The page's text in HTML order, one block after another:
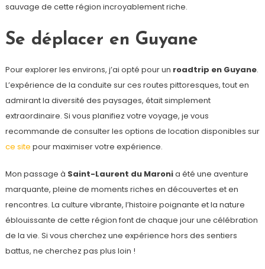
sauvage de cette région incroyablement riche.
Se déplacer en Guyane
Pour explorer les environs, j’ai opté pour un roadtrip en Guyane.
L’expérience de la conduite sur ces routes pittoresques, tout en
admirant la diversité des paysages, était simplement
extraordinaire. Si vous planifiez votre voyage, je vous
recommande de consulter les options de location disponibles sur
ce site pour maximiser votre expérience.
Mon passage à Saint-Laurent du Maronia été une aventure
marquante, pleine de moments riches en découvertes et en
rencontres. La culture vibrante, l’histoire poignante et la nature
éblouissante de cette région font de chaque jour une célébration
de la vie. Si vous cherchez une expérience hors des sentiers
battus, ne cherchez pas plus loin !